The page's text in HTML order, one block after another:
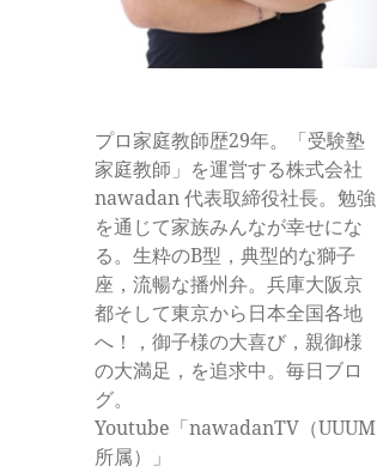
プロ家庭教師歴29年。「受験塾
家庭教師」を運営する株式会社
nawadan 代表取締役社長。勉強
を通じて家族みんなが幸せにな
る。生粋のB型，典型的な獅子
座，流暢な播州弁。兵庫大阪京
都そして東京から日本全国各地
へ！，御子様の大喜び，親御様
の大満足，を追求中。毎日ブロ
グ。
Youtube「nawadanTV（UUUM
所属）」